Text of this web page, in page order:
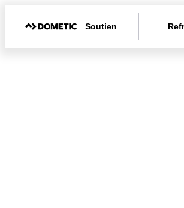
Soutien